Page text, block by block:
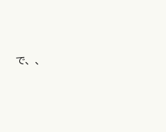
で、、